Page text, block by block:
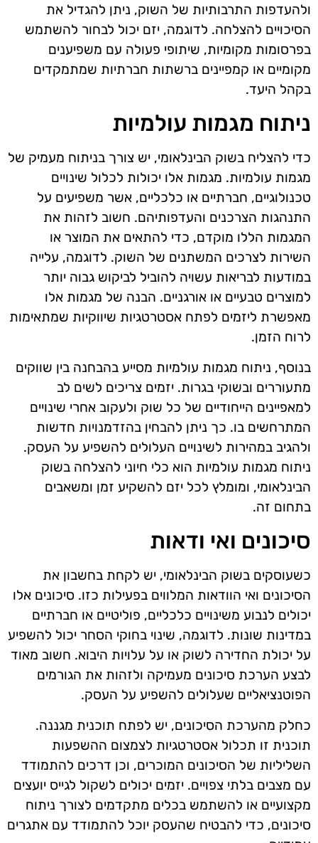
ולהעדפות התרבותיות של השוק, ניתן להגדיל את
הסיכויים להצלחה. לדוגמה, יזם יכול לבחור להשתמש
בפרסומות מקומיות, שיתופי פעולה עם משפיענים
מקומיים או קמפיינים ברשתות חברתיות שמתמקדים
בקהל היעד.
ניתוח מגמות עולמיות
כדי להצליח בשוק הבינלאומי, יש צורך בניתוח מעמיק של
מגמות עולמיות. מגמות אלו יכולות לכלול שינויים
טכנולוגיים, חברתיים או כלכליים, אשר משפיעים על
התנהגות הצרכנים והעדפותיהם. חשוב לזהות את
המגמות הללו מוקדם, כדי להתאים את המוצר או
השירות לצרכים המשתנים של השוק. לדוגמה, עלייה
במודעות לבריאות עשויה להוביל לביקוש גבוה יותר
למוצרים טבעיים או אורגניים. הבנה של מגמות אלו
מאפשרת ליזמים לפתח אסטרטגיות שיווקיות שמתאימות
לרוח הזמן.
בנוסף, ניתוח מגמות עולמיות מסייע בהבחנה בין שווקים
מתעוררים ובשוקי בגרות. יזמים צריכים לשים לב
למאפיינים הייחודיים של כל שוק ולעקוב אחרי שינויים
המתרחשים בו. כך ניתן להבחין בהזדמנויות חדשות
ולהגיב במהירות לשינויים העלולים להשפיע על העסק.
ניתוח מגמות עולמיות הוא כלי חיוני להצלחה בשוק
הבינלאומי, ומומלץ לכל יזם להשקיע זמן ומשאבים
בתחום זה.
סיכונים ואי ודאות
כשעוסקים בשוק הבינלאומי, יש לקחת בחשבון את
הסיכונים ואי הוודאות המלווים בפעילות כזו. סיכונים אלו
יכולים לנבוע משינויים כלכליים, פוליטיים או חברתיים
במדינות שונות. לדוגמה, שינוי בחוקי הסחר יכול להשפיע
על יכולת החדירה לשוק או על עלויות היבוא. חשוב מאוד
לבצע הערכת סיכונים מעמיקה ולזהות את הגורמים
הפוטנציאליים שעלולים להשפיע על העסק.
כחלק מהערכת הסיכונים, יש לפתח תוכנית מגננה.
תוכנית זו תכלול אסטרטגיות לצמצום ההשפעות
השליליות של הסיכונים המוכרים, וכן דרכים להתמודד
עם מצבים בלתי צפויים. יזמים יכולים לשקול לגייס יועצים
מקצועיים או להשתמש בכלים מתקדמים לצורך ניתוח
סיכונים, כדי להבטיח שהעסק יוכל להתמודד עם אתגרים